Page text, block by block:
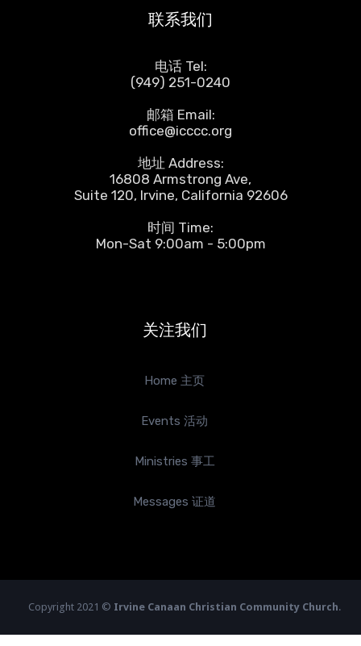
联系我们
电话 Tel:
(949) 251-0240
邮箱 Email:
office@icccc.org
地址 Address:
16808 Armstrong Ave,
Suite 120, Irvine, California 92606
时间 Time:
Mon-Sat 9:00am - 5:00pm
关注我们
Home 主页
Events 活动
Ministries 事工
Messages 证道
Copyright 2021 © Irvine Canaan Christian Community Church.